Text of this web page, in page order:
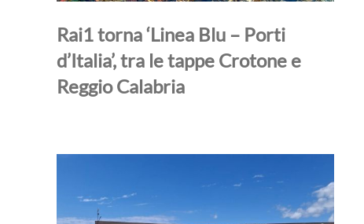
Rai1 torna ‘Linea Blu – Porti
d’Italia’, tra le tappe Crotone e
Reggio Calabria